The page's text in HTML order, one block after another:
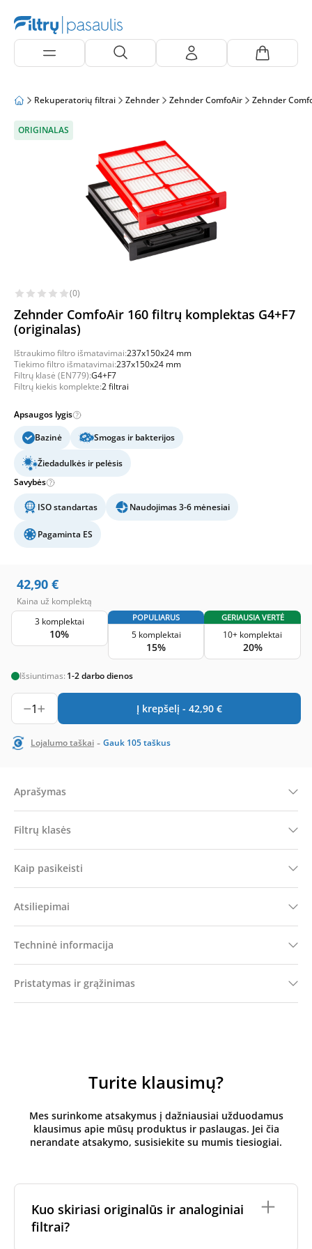
Rekuperatorių filtrai Zehnder Zehnder ComfoAir Zehnder
ORIGINALAS
(0)
Zehnder ComfoAir 160 filtrų komplektas G4+F7
(originalas)
Ištraukimo filtro išmatavimai:237x150x24 mm
Tiekimo filtro išmatavimai:237x150x24 mm
Filtrų klasė (EN779):G4+F7
Filtrų kiekis komplekte:2 filtrai
Apsaugos lygis
Bazinė
Smogas ir bakterijos
Žiedadulkės ir pelėsis
Savybės
ISO standartas Naudojimas 3-6 mėnesiai
Pagaminta ES
42,90 €
Kaina už komplektą
3 komplektai
10%
POPULIARUS
5 komplektai
15%
GERIAUSIA VERTĖ
10+ komplektai
20%
Išsiuntimas: 1-2 darbo dienos
1 Į krepšelį - 42,90 €
Lojalumo taškai - Gauk 105taškus
Aprašymas
Filtrų klasės
Kaip pasikeisti
Atsiliepimai
Techninė informacija
Pristatymas ir grąžinimas
Turite klausimų?
Mes surinkome atsakymus į dažniausiai užduodamus
klausimus apie mūsų produktus ir paslaugas. Jei čia
nerandate atsakymo, susisiekite su mumis tiesiogiai.
Kuo skiriasi originalūs ir analoginiai
filtrai?